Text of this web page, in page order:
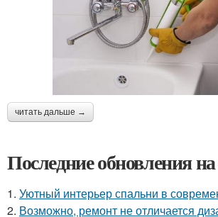
читать дальше →
Последние обновления на
1. Уютный интерьер спальни в
2. Возможно, ремонт не отличается